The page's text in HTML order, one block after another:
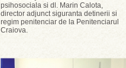
psihosociala si dl. Marin Calota,
director adjunct siguranta detinerii si
regim penitenciar de la Penitenciarul
Craiova.